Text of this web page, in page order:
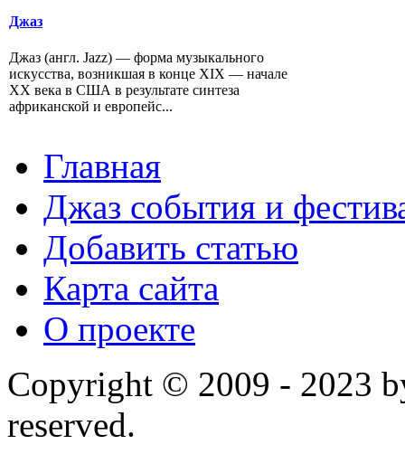
Джаз
Джаз (англ. Jazz) — форма музыкального
искусства, возникшая в конце XIX — начале
XX века в США в результате синтеза
африканской и европейс...
Главная
Джаз события и
Добавить статью
Карта сайта
О проекте
Copyright © 2009 - 2023
reserved.